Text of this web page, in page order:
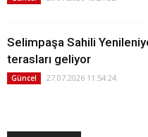
Selimpaşa Sahili
terasları geliyor
Güncel 27.07.2026 11:54:24